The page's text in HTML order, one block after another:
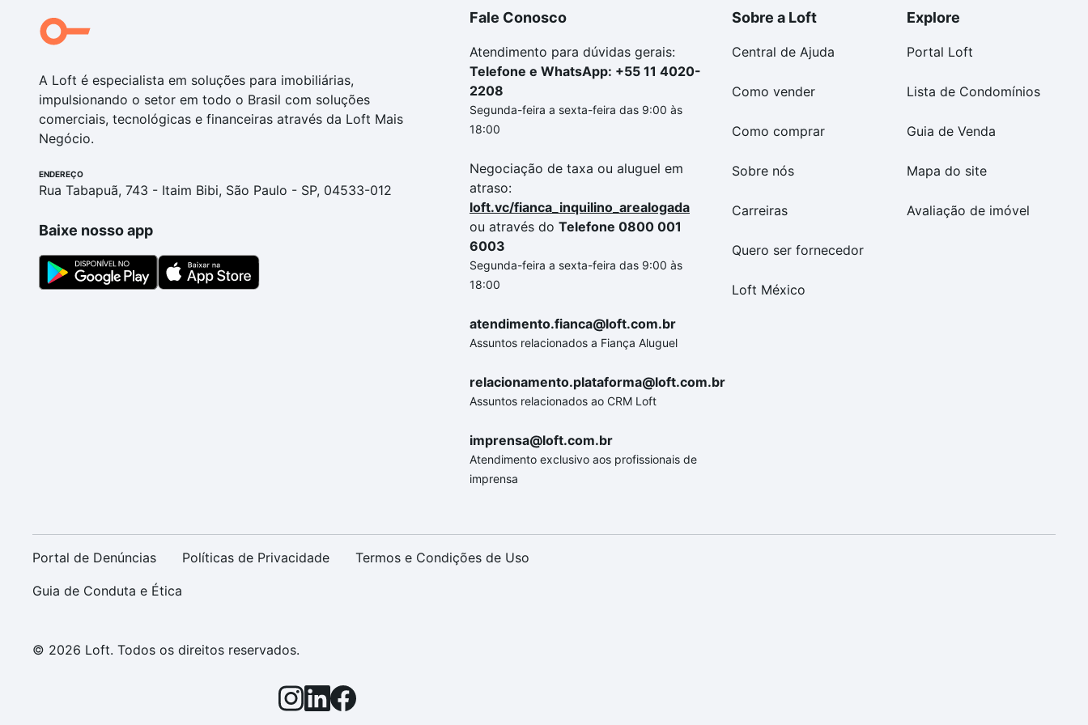
A Loft é especialista em soluções para imobiliárias,
impulsionando o setor em todo o Brasil com soluções
comerciais, tecnológicas e financeiras através da Loft Mais
Negócio.
ENDEREÇO
Rua Tabapuã, 743 - Itaim Bibi, São Paulo - SP, 04533-012
Baixe nosso app
Fale Conosco
Atendimento para dúvidas gerais:
Telefone e WhatsApp: +55 11 4020-
2208
Segunda-feira a sexta-feira das 9:00 às
18:00
Negociação de taxa ou aluguel em
atraso:
loft.vc/fianca_inquilino_arealogada
ou através do Telefone 0800 001
6003
Segunda-feira a sexta-feira das 9:00 às
18:00
atendimento.fianca@loft.com.br
Assuntos relacionados a Fiança Aluguel
relacionamento.plataforma@loft.com.br
Assuntos relacionados ao CRM Loft
imprensa@loft.com.br
Atendimento exclusivo aos profissionais de
imprensa
Sobre a Loft
Central de Ajuda
Como vender
Como comprar
Sobre nós
Carreiras
Quero ser fornecedor
Loft México
Explore
Portal Loft
Lista de Condomínios
Guia de Venda
Mapa do site
Avaliação de imóvel
Portal de Denúncias Políticas de Privacidade Termos e Condições de Uso
Guia de Conduta e Ética
© 2026 Loft. Todos os direitos reservados.